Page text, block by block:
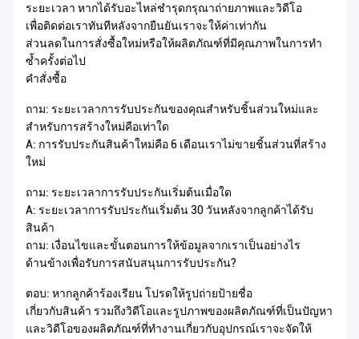
ระยะเวลา หากได้รับอะไหล่ชำรุดกรุณาถ่ายภาพและวิดีโอ
เพื่อติดต่อเราทันทีหลังจากยืนยันเราจะให้ค่าเท่ากัน
ส่วนลดในการสั่งซื้อใหม่หรือให้ผลิตภัณฑ์ที่มีคุณภาพในการทำ
ซ้ำครั้งต่อไป
คำสั่งซื้อ
ถาม: ระยะเวลาการรับประกันของคุณสำหรับชิ้นส่วนใหม่และ
สำหรับการสร้างใหม่คือเท่าใด
A: การรับประกันสินค้าใหม่คือ 6 เดือนเราไม่ขายชิ้นส่วนที่สร้าง
ใหม่
ถาม: ระยะเวลาการรับประกันเริ่มต้นเมื่อใด
A: ระยะเวลาการรับประกันเริ่มต้น 30 วันหลังจากลูกค้าได้รับ
สินค้า
ถาม: เงื่อนไขและขั้นตอนการให้ข้อมูลจากเราเป็นอย่างไร
ด้านข้างเพื่อรับการสนับสนุนการรับประกัน?
ตอบ: หากลูกค้าร้องเรียน โปรดให้รูปถ่ายป้ายชื่อ
เกี่ยวกับสินค้า รวมถึงวิดีโอและรูปภาพของผลิตภัณฑ์ที่เป็นปัญหา
และวิดีโอของผลิตภัณฑ์ที่ทำงานเกี่ยวกับอุปกรณ์เราจะจัดให้